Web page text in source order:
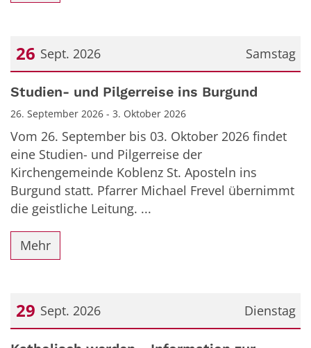
Samstag
26 Sept. 2026
Datum: 26. September 2026
Studien- und Pilgerreise ins Burgund
26. September 2026 - 3. Oktober 2026
Vom 26. September bis 03. Oktober 2026 findet
eine Studien- und Pilgerreise der
Kirchengemeinde Koblenz St. Aposteln ins
Burgund statt. Pfarrer Michael Frevel übernimmt
die geistliche Leitung. ...
Mehr
Dienstag
29 Sept. 2026
Datum: 29. September 2026